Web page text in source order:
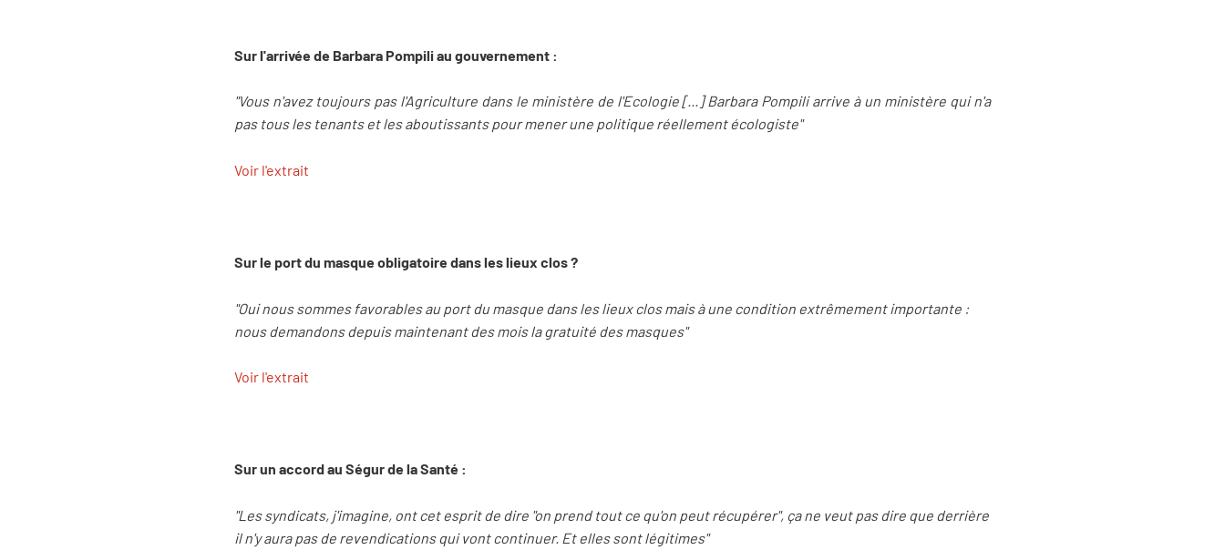
Sur l'arrivée de Barbara Pompili au gouvernement :
"Vous n'avez toujours pas l'Agriculture dans le ministère de l'Ecologie [...] Barbara Pompili arrive à un ministère qui n'a
pas tous les tenants et les aboutissants pour mener une politique réellement écologiste"
Voir l'extrait
Sur le port du masque obligatoire dans les lieux clos ?
"Oui nous sommes favorables au port du masque dans les lieux clos mais à une condition extrêmement importante :
nous demandons depuis maintenant des mois la gratuité des masques"
Voir l'extrait
Sur un accord au Ségur de la Santé :
"Les syndicats, j'imagine, ont cet esprit de dire "on prend tout ce qu'on peut récupérer", ça ne veut pas dire que derrière
il n'y aura pas de revendications qui vont continuer. Et elles sont légitimes"